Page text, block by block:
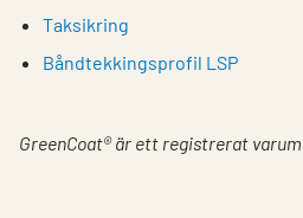
Taksikring
Båndtekkingsprofil LSP
GreenCoat® är ett registrerat